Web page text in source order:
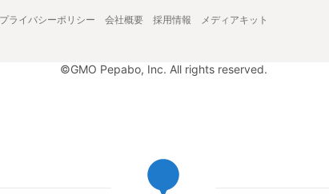
プライバシーポリシー 会社概要 採用情報 メディアキット
©GMO Pepabo, Inc. All rights reserved.